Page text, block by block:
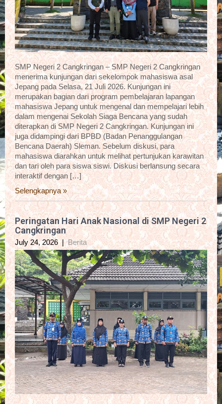
SMP Negeri 2 Cangkringan – SMP Negeri 2 Cangkringan
menerima kunjungan dari sekelompok mahasiswa asal
Jepang pada Selasa, 21 Juli 2026. Kunjungan ini
merupakan bagian dari program pembelajaran lapangan
mahasiswa Jepang untuk mengenal dan mempelajari lebih
dalam mengenai Sekolah Siaga Bencana yang sudah
diterapkan di SMP Negeri 2 Cangkringan. Kunjungan ini
juga didampingi dari BPBD (Badan Penanggulangan
Bencana Daerah) Sleman. Sebelum diskusi, para
mahasiswa diarahkan untuk melihat pertunjukan karawitan
dan tari oleh para siswa siswi. Diskusi berlansung secara
interaktif dengan […]
Selengkapnya »
Peringatan Hari Anak Nasional di SMP Negeri 2
Cangkringan
July 24, 2026 |Berita